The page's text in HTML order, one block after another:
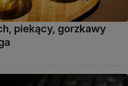
piekący, gorzkawy